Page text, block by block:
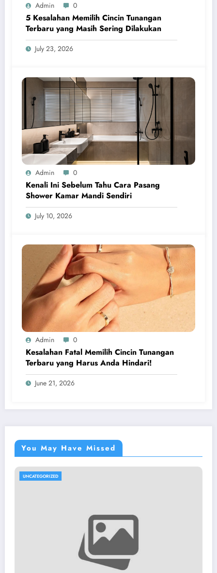
Admin 0
5 Kesalahan Memilih Cincin Tunangan
Terbaru yang Masih Sering Dilakukan
July 23, 2026
Admin 0
Kenali Ini Sebelum Tahu Cara Pasang
Shower Kamar Mandi Sendiri
July 10, 2026
Admin 0
Kesalahan Fatal Memilih Cincin Tunangan
Terbaru yang Harus Anda Hindari!
June 21, 2026
You May Have Missed
UNCATEGORIZED